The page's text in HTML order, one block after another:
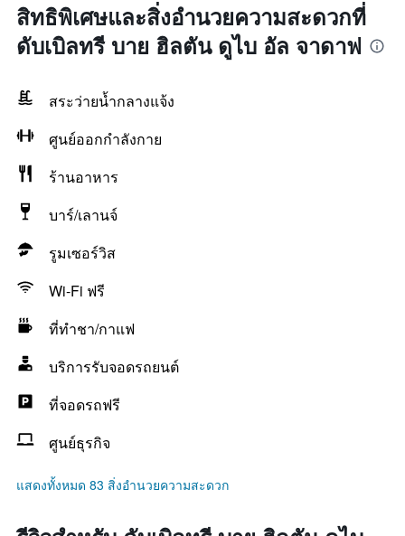
สิทธิพิเศษและสิ่งอำนวยความสะดวกที่
ดับเบิลทรี บาย ฮิลตัน ดูไบ อัล จาดาฟ
สระว่ายน้ำกลางแจ้ง
ศูนย์ออกกำลังกาย
ร้านอาหาร
บาร์/เลานจ์
รูมเซอร์วิส
Wi-Fi ฟรี
ที่ทำชา/กาแฟ
บริการรับจอดรถยนต์
ที่จอดรถฟรี
ศูนย์ธุรกิจ
แสดงทั้งหมด 83 สิ่งอำนวยความสะดวก